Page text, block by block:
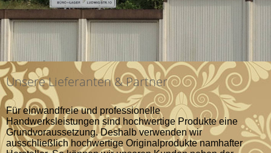
Unsere Lieferanten & Partner
Für einwandfreie und professionelle
Handwerksleistungen sind hochwertige Produkte eine
Grundvoraussetzung. Deshalb verwenden wir
ausschließlich hochwertige Originalprodukte namhafter